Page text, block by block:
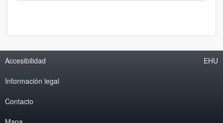
Accesibilidad
Información legal
Contacto
EHU